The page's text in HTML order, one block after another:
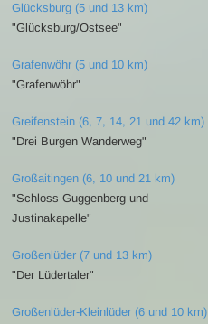
Glücksburg (5 und 13 km)
"Glücksburg/Ostsee"
Grafenwöhr (5 und 10 km)
"Grafenwöhr"
Greifenstein (6, 7, 14, 21 und 42 km)
"Drei Burgen Wanderweg"
Großaitingen (6, 10 und 21 km)
"Schloss Guggenberg und
Justinakapelle"
Großenlüder (7 und 13 km)
"Der Lüdertaler"
Großenlüder-Kleinlüder (6 und 10 km)